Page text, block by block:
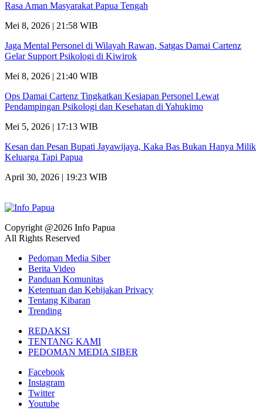
Rasa Aman Masyarakat Papua Tengah
Mei 8, 2026 | 21:58 WIB
Jaga Mental Personel di Wilayah Rawan, Satgas Damai Cartenz
Gelar Support Psikologi di Kiwirok
Mei 8, 2026 | 21:40 WIB
Ops Damai Cartenz Tingkatkan Kesiapan Personel Lewat
Pendampingan Psikologi dan Kesehatan di Yahukimo
Mei 5, 2026 | 17:13 WIB
Kesan dan Pesan Bupati Jayawijaya, Kaka Bas Bukan Hanya Milik
Keluarga Tapi Papua
April 30, 2026 | 19:23 WIB
Copyright @2026 Info Papua
All Rights Reserved
Pedoman Media Siber
Berita Video
Panduan Komunitas
Ketentuan dan Kebijakan Privacy
Tentang Kibaran
Trending
REDAKSI
TENTANG KAMI
PEDOMAN MEDIA SIBER
Facebook
Instagram
Twitter
Youtube